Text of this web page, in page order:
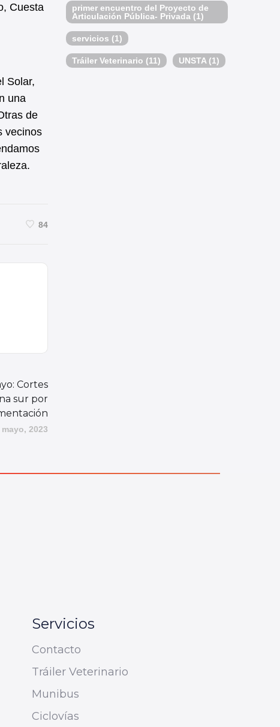
Cuesta
Solar,
una
de
vecinos
84
Cortes
sur por
mayo, 2023
primer encuentro del Proyecto de
Articulación Pública- Privada (1)
servicios (1)
Tráiler Veterinario (11) UNSTA (1)
Servicios
Contacto
Tráiler Veterinario
Munibus
Ciclovías